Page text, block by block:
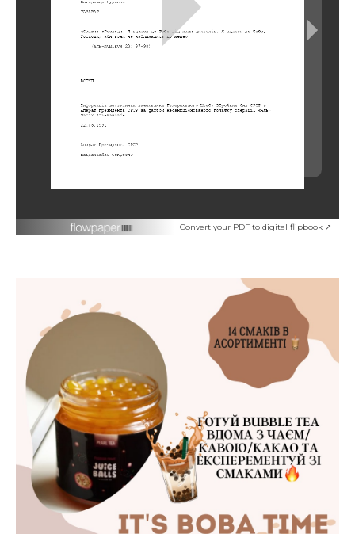
Convert your PDF to digital flipbook ↗